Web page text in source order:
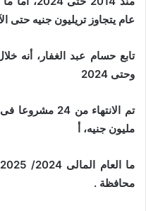
عام يتجاوز تريليون جنيه حتى
وحتى 2024
مليون جنيه، أ
محافظة .